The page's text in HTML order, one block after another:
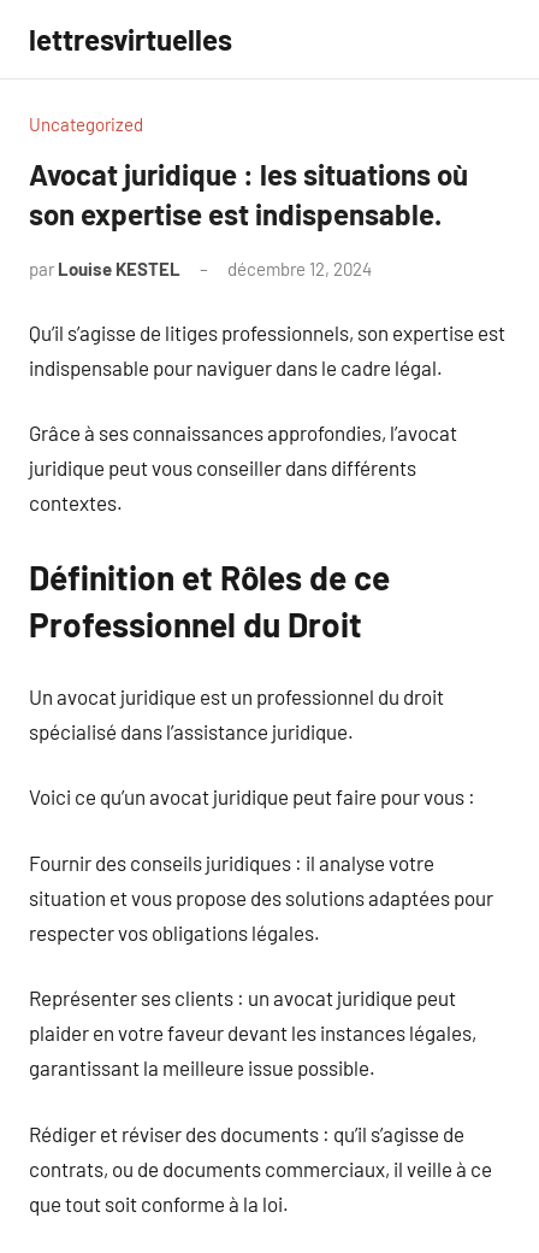
contenu
lettresvirtuelles
Uncategorized
Avocat juridique : les situations où
son expertise est indispensable.
par Louise KESTEL décembre 12, 2024
Qu’il s’agisse de litiges professionnels, son expertise est
indispensable pour naviguer dans le cadre légal.
Grâce à ses connaissances approfondies, l’avocat
juridique peut vous conseiller dans différents
contextes.
Définition et Rôles de ce
Professionnel du Droit
Un avocat juridique est un professionnel du droit
spécialisé dans l’assistance juridique.
Voici ce qu’un avocat juridique peut faire pour vous :
Fournir des conseils juridiques : il analyse votre
situation et vous propose des solutions adaptées pour
respecter vos obligations légales.
Représenter ses clients : un avocat juridique peut
plaider en votre faveur devant les instances légales,
garantissant la meilleure issue possible.
Rédiger et réviser des documents : qu’il s’agisse de
contrats, ou de documents commerciaux, il veille à ce
que tout soit conforme à la loi.